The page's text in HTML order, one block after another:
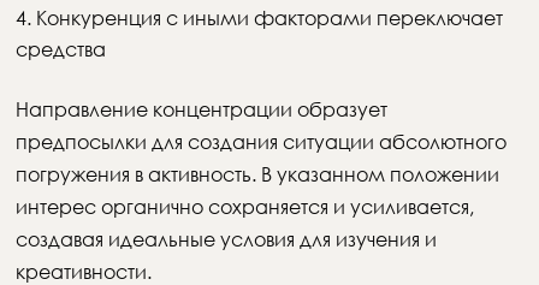
Конкуренция с иными факторами переключает
средства
Направление концентрации образует
предпосылки для создания ситуации абсолютного
погружения в активность. В указанном положении
интерес органично сохраняется и усиливается,
создавая идеальные условия для изучения и
креативности.